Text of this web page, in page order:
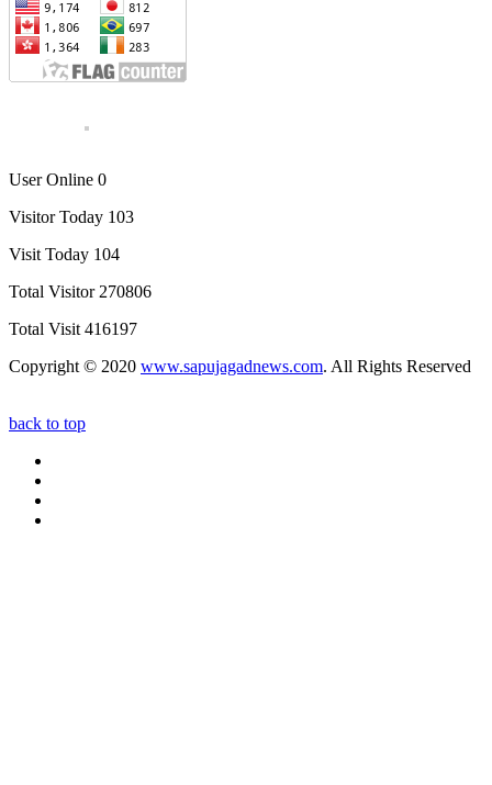
User Online 0
Visitor Today 103
Visit Today 104
Total Visitor 270806
Total Visit 416197
Copyright © 2020 www.sapujagadnews.com. All Rights Reserved
back to top